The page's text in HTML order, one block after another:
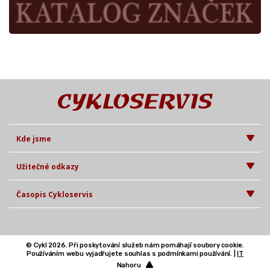
Kde jsme
Užitečné odkazy
Časopis Cykloservis
© Cykl 2026. Při poskytování služeb nám pomáhají soubory cookie.
Používáním webu vyjadřujete souhlas s podmínkami používání. |IT
Nahoru